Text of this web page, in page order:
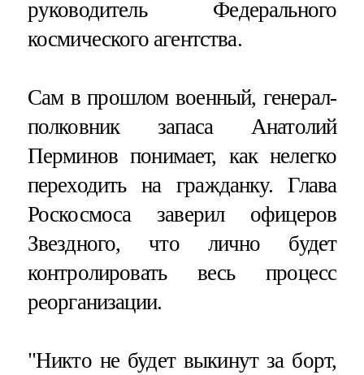
руководитель Федерального
космического агентства.
Сам в прошлом военный, генерал-
полковник запаса Анатолий
Перминов понимает, как нелегко
переходить на гражданку. Глава
Роскосмоса заверил офицеров
Звездного, что лично будет
контролировать весь процесс
реорганизации.
"Никто не будет выкинут за борт,